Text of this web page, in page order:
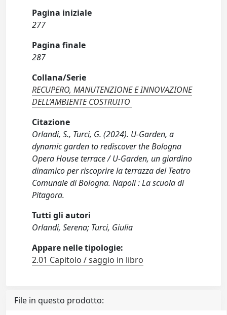
Pagina iniziale
277
Pagina finale
287
Collana/Serie
RECUPERO, MANUTENZIONE E INNOVAZIONE
DELL’AMBIENTE COSTRUITO
Citazione
Orlandi, S., Turci, G. (2024). U-Garden, a
dynamic garden to rediscover the Bologna
Opera House terrace / U-Garden, un giardino
dinamico per riscoprire la terrazza del Teatro
Comunale di Bologna. Napoli : La scuola di
Pitagora.
Tutti gli autori
Orlandi, Serena; Turci, Giulia
Appare nelle tipologie:
2.01 Capitolo / saggio in libro
File in questo prodotto: